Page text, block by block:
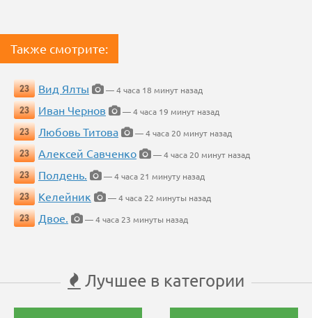
Также смотрите:
23 Вид Ялты
— 4 часа 18 минут назад
23
Иван Чернов
— 4 часа 19 минут назад
23
Любовь Титова
— 4 часа 20 минут назад
23
Алексей Савченко
— 4 часа 20 минут назад
23
Полдень.
— 4 часа 21 минуту назад
23
Келейник
— 4 часа 22 минуты назад
23
Двое. — 4 часа 23 минуты назад
Лучшее в категории